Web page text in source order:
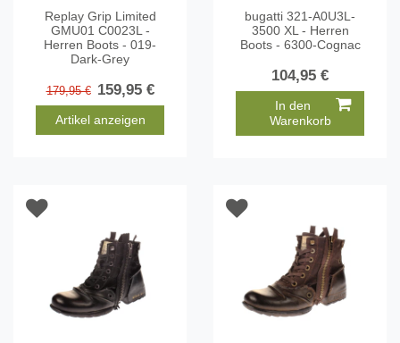
Replay Grip Limited
GMU01 C0023L -
Herren Boots - 019-
Dark-Grey
179,95 € 159,95 €
Artikel anzeigen
bugatti 321-A0U3L-
3500 XL - Herren
Boots - 6300-Cognac
104,95 €
In den
Warenkorb